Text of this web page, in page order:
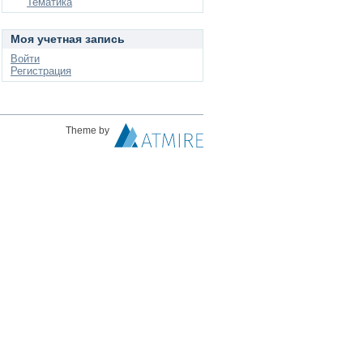
Моя учетная запись
Войти
Регистрация
Theme by